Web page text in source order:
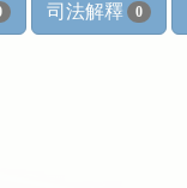
司法解釋 0